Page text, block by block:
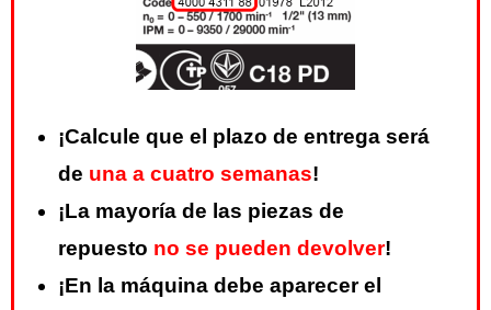
¡Calcule que el plazo de entrega será
de una a cuatro semanas!
¡La mayoría de las piezas de
repuesto no se pueden devolver!
¡En la máquina debe aparecer el